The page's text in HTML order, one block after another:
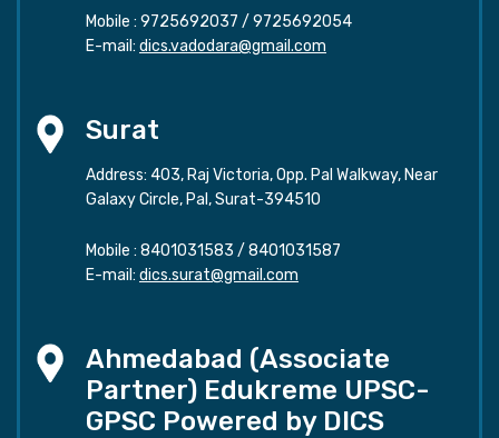
Mobile : 9725692037 / 9725692054
E-mail: dics.vadodara@gmail.com
Surat
Address: 403, Raj Victoria, Opp. Pal Walkway, Near
Galaxy Circle, Pal, Surat-394510
Mobile : 8401031583 / 8401031587
E-mail: dics.surat@gmail.com
Ahmedabad (Associate
Partner) Edukreme UPSC-
GPSC Powered by DICS